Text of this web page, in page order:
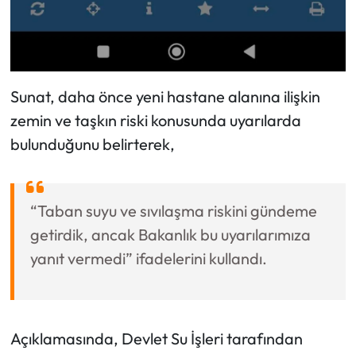
Sunat, daha önce yeni hastane alanına ilişkin
zemin ve taşkın riski konusunda uyarılarda
bulunduğunu belirterek,
“Taban suyu ve sıvılaşma riskini gündeme
getirdik, ancak Bakanlık bu uyarılarımıza
yanıt vermedi” ifadelerini kullandı.
Açıklamasında, Devlet Su İşleri tarafından